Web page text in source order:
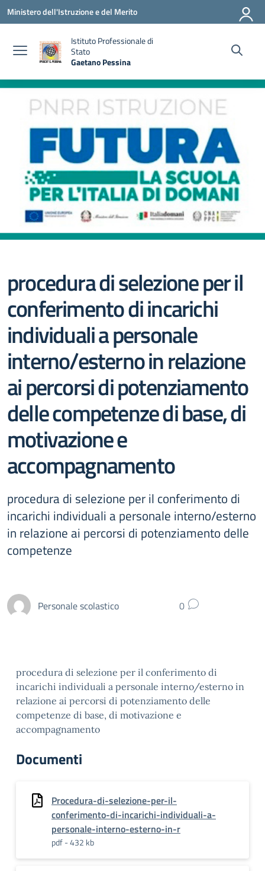
Vai ai contenuti
Vai al menu di navigazione
Vai al footer
Ministero dell'Istruzione e del Merito
Istituto Professionale di
Stato
Gaetano Pessina
procedura di selezione per il
conferimento di incarichi
individuali a personale
interno/esterno in relazione
ai percorsi di potenziamento
delle competenze di base, di
motivazione e
accompagnamento
procedura di selezione per il conferimento di
incarichi individuali a personale interno/esterno
in relazione ai percorsi di potenziamento delle
competenze
Personale scolastico 0
procedura di selezione per il conferimento di
incarichi individuali a personale interno/esterno in
relazione ai percorsi di potenziamento delle
competenze di base, di motivazione e
accompagnamento
Documenti
Procedura-di-selezione-per-il-
conferimento-di-incarichi-individuali-a-
personale-interno-esterno-in-r
pdf - 432 kb